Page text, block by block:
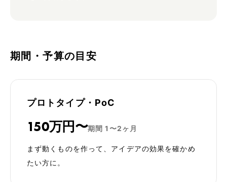
期間・予算の目安
プロトタイプ・PoC
150万円〜期間1〜2ヶ月
まず動くものを作って、アイデアの効果を確かめ
たい方に。